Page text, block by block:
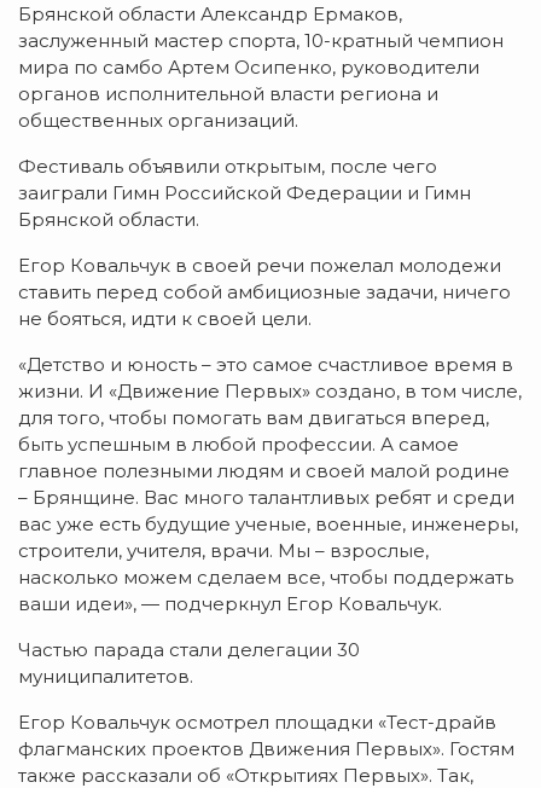
Брянской области Александр Ермаков,
заслуженный мастер спорта, 10-кратный чемпион
мира по самбо Артем Осипенко, руководители
органов исполнительной власти региона и
общественных организаций.
Фестиваль объявили открытым, после чего
заиграли Гимн Российской Федерации и Гимн
Брянской области.
Егор Ковальчук в своей речи пожелал молодежи
ставить перед собой амбициозные задачи, ничего
не бояться, идти к своей цели.
«Детство и юность – это самое счастливое время в
жизни. И «Движение Первых» создано, в том числе,
для того, чтобы помогать вам двигаться вперед,
быть успешным в любой профессии. А самое
главное полезными людям и своей малой родине
– Брянщине. Вас много талантливых ребят и среди
вас уже есть будущие ученые, военные, инженеры,
строители, учителя, врачи. Мы – взрослые,
насколько можем сделаем все, чтобы поддержать
ваши идеи», — подчеркнул Егор Ковальчук.
Частью парада стали делегации 30
муниципалитетов.
Егор Ковальчук осмотрел площадки «Тест-драйв
флагманских проектов Движения Первых». Гостям
также рассказали об «Открытиях Первых». Так,